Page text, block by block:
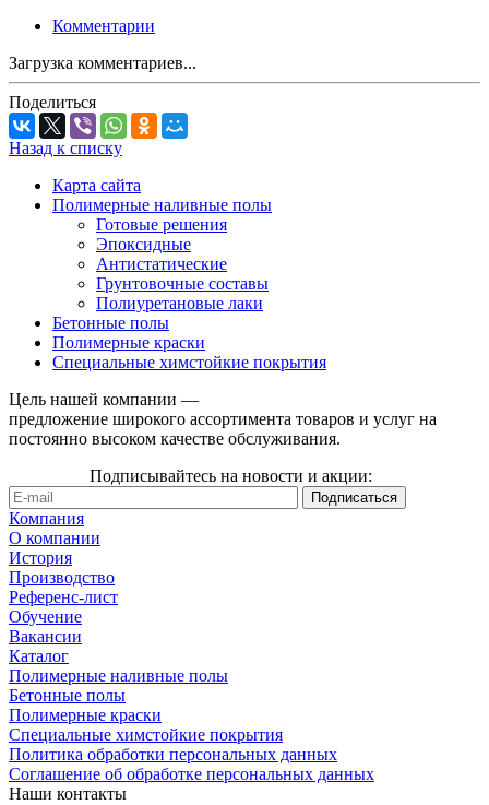
Комментарии
Загрузка комментариев...
Поделиться
Назад к списку
Карта сайта
Полимерные наливные полы
Готовые решения
Эпоксидные
Антистатические
Грунтовочные составы
Полиуретановые лаки
Бетонные полы
Полимерные краски
Специальные химстойкие покрытия
Цель нашей компании —
предложение широкого ассортимента товаров и услуг на
постоянно высоком качестве обслуживания.
Подписывайтесь на новости и акции:
Компания
О компании
История
Производство
Референс-лист
Обучение
Вакансии
Каталог
Полимерные наливные полы
Бетонные полы
Полимерные краски
Специальные химстойкие покрытия
Политика обработки персональных данных
Cоглашение об обработке персональных данных
Наши контакты